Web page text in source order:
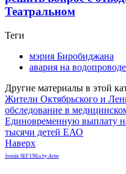
Театральном
Теги
мэрия Биробиджана
авария на водопроводе
Другие материалы в этой
Жители Октябрьского и
обследование в
Единовременную выплату
тысячи детей ЕАО
Наверх
Joomla SEF URLs by Artio